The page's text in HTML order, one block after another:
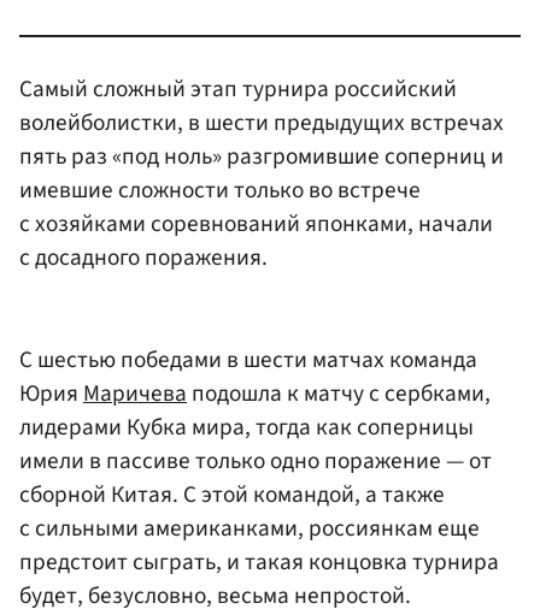
Самый сложный этап турнира российский
волейболистки, в шести предыдущих встречах
пять раз «под ноль» разгромившие соперниц и
имевшие сложности только во встрече
с хозяйками соревнований японками, начали
с досадного поражения.
С шестью победами в шести матчах команда
ЮрияМаричеваподошла к матчу с сербками,
лидерами Кубка мира, тогда как соперницы
имели в пассиве только одно поражение — от
сборной Китая. С этой командой, а также
с сильными американками, россиянкам еще
предстоит сыграть, и такая концовка турнира
будет, безусловно, весьма непростой.